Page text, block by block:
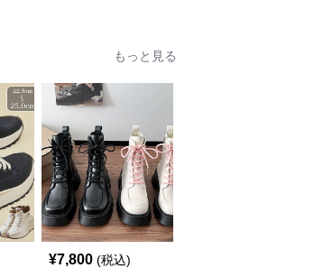
もっと見る
¥7,800 (税込)